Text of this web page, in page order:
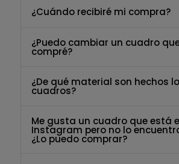
¿Cuándo recibiré mi compra?
¿Puedo cambiar un cuadro
compré?
¿De qué material son hechos
cuadros?
Me gusta un cuadro que está
Instagram pero no lo
¿Lo puedo comprar?